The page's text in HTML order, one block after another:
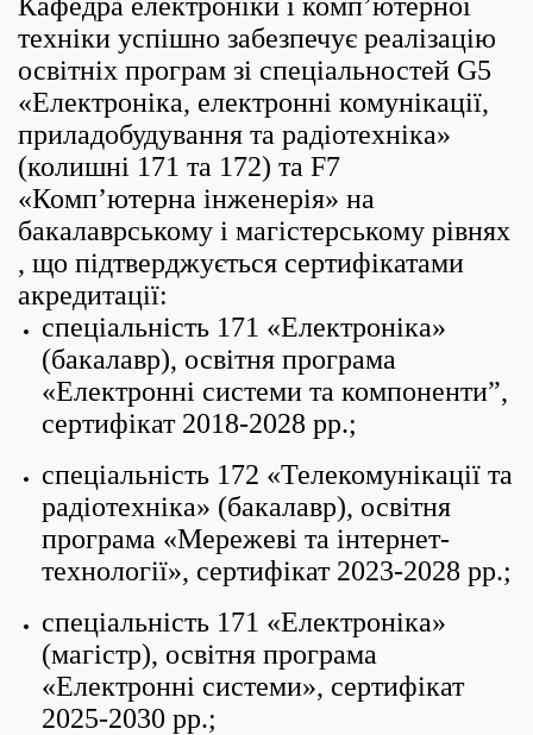
техніки успішно забезпечує реалізацію
освітніх програм зі спеціальностей G5
«Електроніка, електронні комунікації,
приладобудування та радіотехніка»
(колишні 171 та 172) та F7
«Комп’ютерна інженерія» на
бакалаврському і магістерському рівнях
, що підтверджується сертифікатами
акредитації:
спеціальність 171 «Електроніка»
(бакалавр), освітня програма
«Електронні системи та компоненти”,
сертифікат 2018-2028 рр.;
спеціальність 172 «Телекомунікації та
радіотехніка» (бакалавр), освітня
програма «Мережеві та інтернет-
технології», сертифікат 2023-2028 рр.;
спеціальність 171 «Електроніка»
(магістр), освітня програма
«Електронні системи», сертифікат
2025-2030 рр.;